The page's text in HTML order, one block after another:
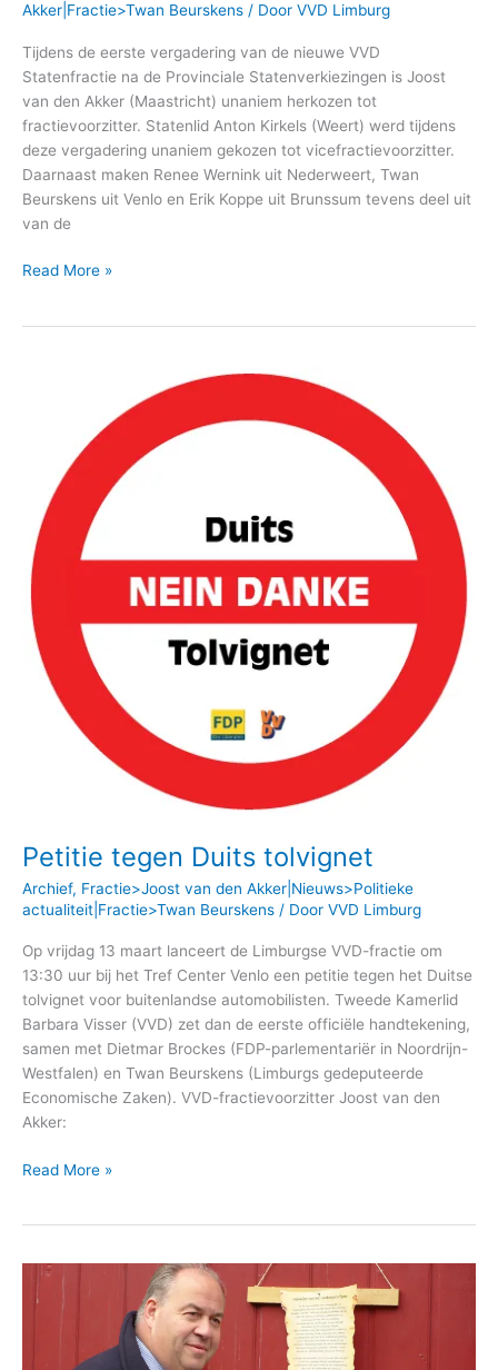
Akker|Fractie>Twan Beurskens / Door VVD Limburg
Tijdens de eerste vergadering van de nieuwe VVD
Statenfractie na de Provinciale Statenverkiezingen is Joost
van den Akker (Maastricht) unaniem herkozen tot
fractievoorzitter. Statenlid Anton Kirkels (Weert) werd tijdens
deze vergadering unaniem gekozen tot vicefractievoorzitter.
Daarnaast maken Renee Wernink uit Nederweert, Twan
Beurskens uit Venlo en Erik Koppe uit Brunssum tevens deel uit
van de
Read More »
Petitie tegen Duits tolvignet
Archief, Fractie>Joost van den Akker|Nieuws>Politieke
actualiteit|Fractie>Twan Beurskens / Door VVD Limburg
Op vrijdag 13 maart lanceert de Limburgse VVD-fractie om
13:30 uur bij het Tref Center Venlo een petitie tegen het Duitse
tolvignet voor buitenlandse automobilisten. Tweede Kamerlid
Barbara Visser (VVD) zet dan de eerste officiële handtekening,
samen met Dietmar Brockes (FDP-parlementariër in Noordrijn-
Westfalen) en Twan Beurskens (Limburgs gedeputeerde
Economische Zaken). VVD-fractievoorzitter Joost van den
Akker:
tolvignet
Read More »
Erfgoedmanifest
aan